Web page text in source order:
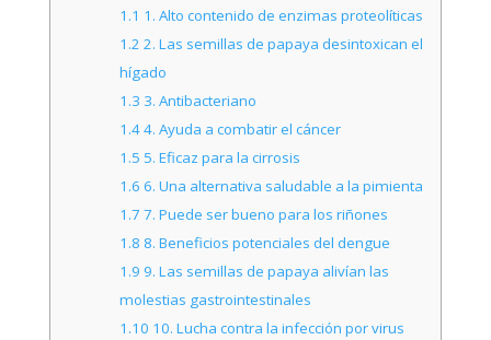
1.1 1. Alto contenido de enzimas proteolíticas
1.2 2. Las semillas de papaya desintoxican el
hígado
1.3 3. Antibacteriano
1.44. Ayuda a combatir el cáncer
1.5 5. Eficaz para la cirrosis
1.6 6. Una alternativa saludable a la pimienta
1.7 7. Puede ser bueno para los riñones
1.8 8. Beneficios potenciales del dengue
1.9 9. Las semillas de papaya alivían las
molestias gastrointestinales
1.10 10. Lucha contra la infección por virus